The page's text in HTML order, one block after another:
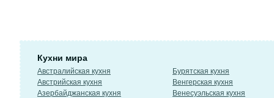
Кухни мира
Австралийская кухня
Австрийская кухня
Азербайджанская кухня
Бурятская кухня
Венгерская кухня
Венесуэльская кухня